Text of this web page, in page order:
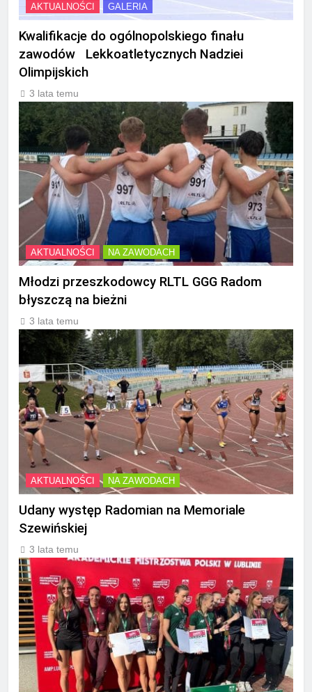
AKTUALNOŚCI GALERIA
Kwalifikacje do ogólnopolskiego finału
zawodów Lekkoatletycznych Nadziei
Olimpijskich
3 lata temu
AKTUALNOŚCI NA ZAWODACH
Młodzi przeszkodowcy RLTL GGG Radom
błyszczą na bieżni
3 lata temu
AKTUALNOŚCI NA ZAWODACH
Udany występ Radomian na Memoriale
Szewińskiej
3 lata temu